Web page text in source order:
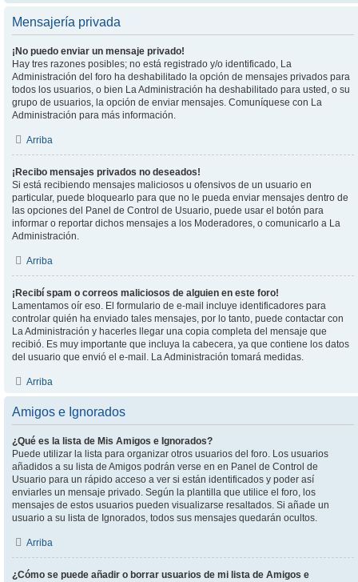
Mensajería privada
¡No puedo enviar un mensaje privado!
Hay tres razones posibles; no está registrado y/o identificado, La
Administración del foro ha deshabilitado la opción de mensajes privados para
todos los usuarios, o bien La Administración ha deshabilitado para usted, o su
grupo de usuarios, la opción de enviar mensajes. Comuníquese con La
Administración para más información.
Arriba
¡Recibo mensajes privados no deseados!
Si está recibiendo mensajes maliciosos u ofensivos de un usuario en
particular, puede bloquearlo para que no le pueda enviar mensajes dentro de
las opciones del Panel de Control de Usuario, puede usar el botón para
informar o reportar dichos mensajes a los Moderadores, o comunicarlo a La
Administración.
Arriba
¡Recibí spam o correos maliciosos de alguien en este foro!
Lamentamos oír eso. El formulario de e-mail incluye identificadores para
controlar quién ha enviado tales mensajes, por lo tanto, puede contactar con
La Administración y hacerles llegar una copia completa del mensaje que
recibió. Es muy importante que incluya la cabecera, ya que contiene los datos
del usuario que envió el e-mail. La Administración tomará medidas.
Arriba
Amigos e Ignorados
¿Qué es la lista de Mis Amigos e Ignorados?
Puede utilizar la lista para organizar otros usuarios del foro. Los usuarios
añadidos a su lista de Amigos podrán verse en en Panel de Control de
Usuario para un rápido acceso a ver si están identificados y poder así
enviarles un mensaje privado. Según la plantilla que utilice el foro, los
mensajes de estos usuarios pueden visualizarse resaltados. Si añade un
usuario a su lista de Ignorados, todos sus mensajes quedarán ocultos.
Arriba
¿Cómo se puede añadir o borrar usuarios de mi lista de Amigos e